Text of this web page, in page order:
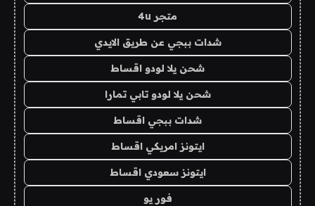
متجر 4u
شدات ببجي عن طريق الايدي
شحن يلا لودو اقساط
شحن يلا لودو تابي تمارا
شدات ببجي اقساط
ايتونز امريكي اقساط
ايتونز سعودي اقساط
فور يو